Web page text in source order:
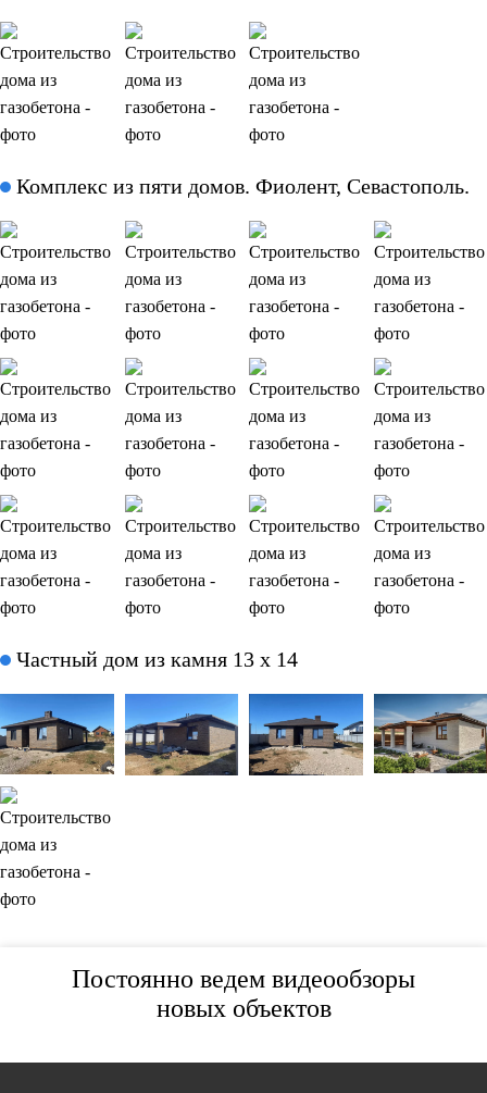
Комплекс из пяти домов. Фиолент, Севастополь.
Частный дом из камня 13 х 14
Постоянно ведем видеообзоры
новых объектов